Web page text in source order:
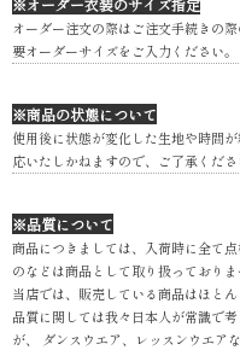
オーダー注文の際はご注文手続きの
要オーダーサイズをご入力ください。
※商品の状態について
使用後に状態が変化した生地や時間
応いたしかねますので、ご了承くだ
※品質について
商品につきましては、入荷時に全て
のなどは商品として取り扱っておりま
当店では、販売している商品はほと
品質に関しては我々日本人が常識で
が、 ダンスウエア、レッスンウエア